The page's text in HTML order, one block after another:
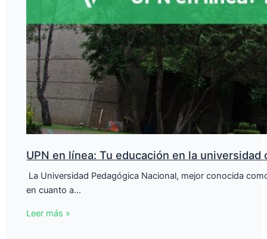
UPN en línea: Tu educación en la universidad
La Universidad Pedagógica Nacional, mejor conocida
en cuanto a…
Leer más »